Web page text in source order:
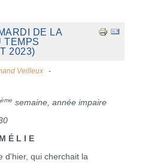
DE LA
TEMPS
2023)
Veilleux
ème semaine, année impaire
É L I E
qui cherchait la